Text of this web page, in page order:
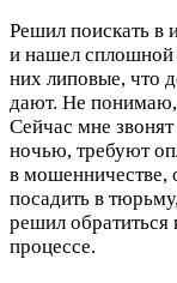
Решил поискать в
и нашел сплошной
них липовые, что
дают. Не
Сейчас мне
ночью, требуют
в мошенничестве,
посадить в
решил
процессе.